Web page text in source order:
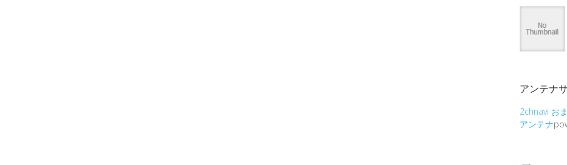
アンテナ
2chnavi お
アンテナ